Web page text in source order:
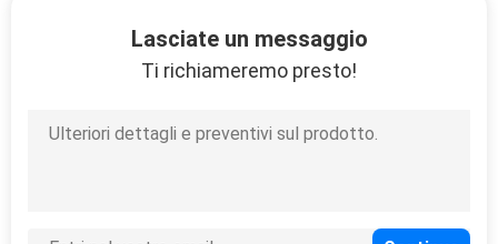
Lasciate un messaggio
Ti richiameremo presto!